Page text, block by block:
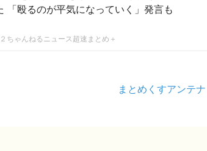
「殴るのが平気になっていく」発言も
２ちゃんねるニュース超速まとめ＋
まとめくすアンテ